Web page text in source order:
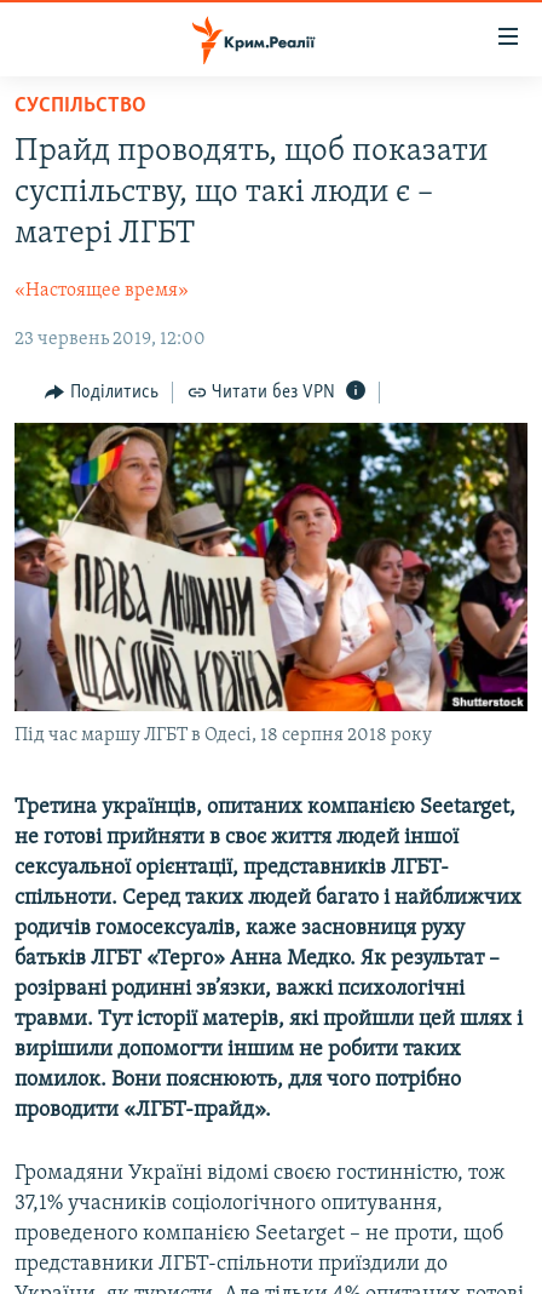
Перейти
основного
матеріалу
Перейти
до
основної
Перейти
пошуку
ВОДА.КРИМ
ВІДЕО ТА ФОТО
БЛОГИ
ПОГЛЯД
ІНТЕРВ'Ю
ВСЕ ЗА ДЕНЬ
СПЕЦПРОЕКТИ
ДЕПОРТАЦІЯ
ВІДЕОУРОКИ «ELIFBE»
СВІДЧЕННЯ ОКУПАЦІЇ
УКРАЇНСЬКА ПРОБЛЕМА КРИМУ
ІНФОГРАФІКА
ЯК ОБІЙТИ БЛОКУВАННЯ
Русский
Qırımtatar
ДОЛУЧАЙСЯ!
Усі сайти RFE/RL
СУСПІЛЬСТВО
Прайд проводять, щоб показати
суспільству, що такі люди є –
матері ЛГБТ
«Настоящее время»
23 червень 2019, 12:00
Поділитись Читати без VPN
Під час маршу ЛГБТ в Одесі, 18 серпня 2018 року
Третина українців, опитаних компанією Seetarget,
не готові прийняти в своє життя людей іншої
сексуальної орієнтації, представників ЛГБТ-
спільноти. Серед таких людей багато інайближчих
родичів гомосексуалів, каже засновниця руху
батьків ЛГБТ «Терго» Анна Медко. Як результат ­–
розірвані родинні зв’язки, важкі психологічні
травми. Тут історії матерів, які пройшли цей шлях і
вирішили допомогти іншим не робити таких
помилок. Вони пояснюють, для чого потрібно
проводити «ЛГБТ-прайд».
Громадяни Україні відомі своєю гостинністю, тож
37,1% учасників соціологічного опитування,
проведеного компанією Seetarget – не проти, щоб
представники ЛГБТ-спільноти приїздили до